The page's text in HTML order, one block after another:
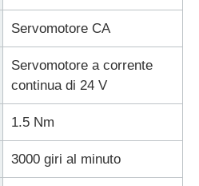
Servomotore CA
Servomotore a corrente
continua di 24 V
1.5 Nm
3000 giri al minuto